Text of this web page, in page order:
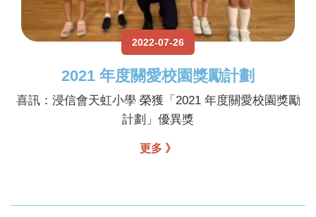
2022-07-26
2021 年度關愛校園獎勵計劃
喜訊：浸信會天虹小學 榮獲「2021 年度關愛校園獎勵
計劃」優異獎
更多 》